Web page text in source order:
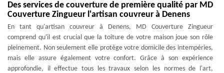
Des services de couverture de première qualité par MD
Couverture Zingueur l'artisan couvreur à Denens
En tant qu'artisan couvreur à Denens, MD Couverture Zingueur
comprend qu'il est crucial que la toiture de votre maison joue son rôle
pleinement. Non seulement elle protège votre domicile des intempéries,
mais elle assure également votre confort. Grâce à son expérience
approfondie, il effectue tous les travaux selon les normes de l'art,